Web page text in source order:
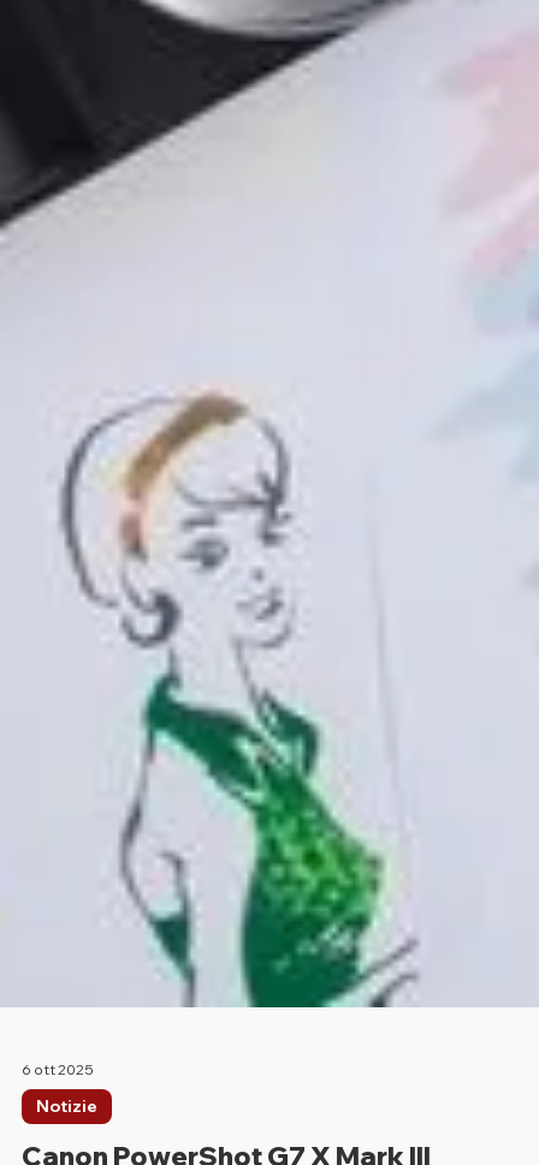
6 ott 2025
Notizie